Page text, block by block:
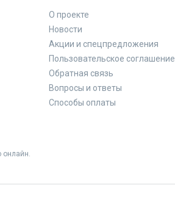
О проекте
Новости
Акции и спецпредложения
Пользовательское соглашение
Обратная связь
Вопросы и ответы
Способы оплаты
онлайн.